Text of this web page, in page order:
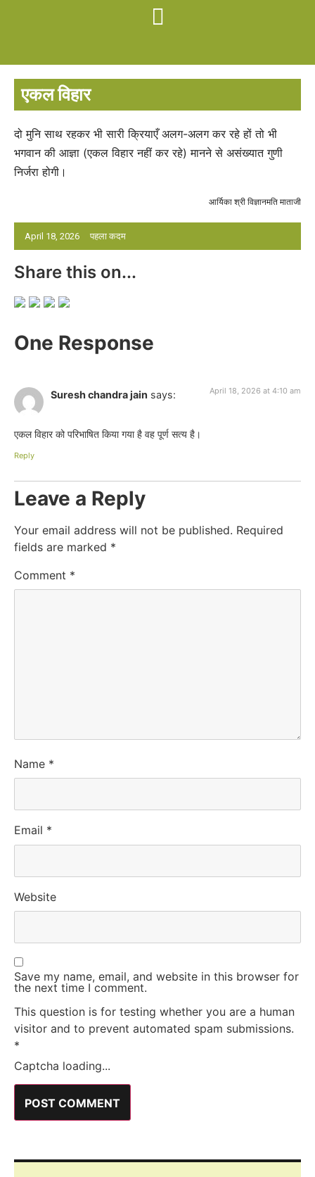
एकल विहार
April 18, 2026 पहला कदम
दो मुनि साथ रहकर भी सारी क्रियाएँ अलग-अलग कर रहे हों तो भी
भगवान की आज्ञा (एकल विहार नहीं कर रहे) मानने से असंख्यात गुणी
निर्जरा होगी।
आर्यिका श्री विज्ञानमति माताजी
Share this on...
One Response
Suresh chandra jain says: April 18, 2026 at 4:10 am
एकल विहार को परिभाषित किया गया है वह पूर्ण सत्य है।
Reply
Leave a Reply
Your email address will not be published. Required
fields are marked *
Comment *
Name *
Email *
Website
Save my name, email, and website in this browser for
the next time I comment.
This question is for testing whether you are a human
visitor and to prevent automated spam submissions.
*
Captcha loading...